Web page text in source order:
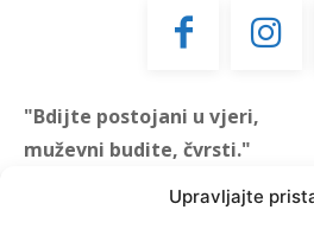
Upravljajte
"Bdijte postojani u vjeri,
muževni budite, čvrsti."